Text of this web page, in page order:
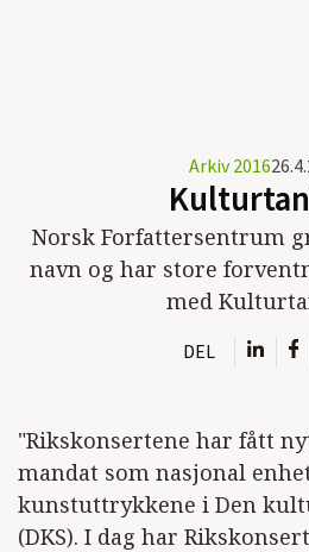
Arkiv 2016
Norsk Forfattersentrum
navn og har store
med
DEL
"Rikskonsertene har fått
mandat som nasjonal
kunstuttrykkene i Den
(DKS). I dag har